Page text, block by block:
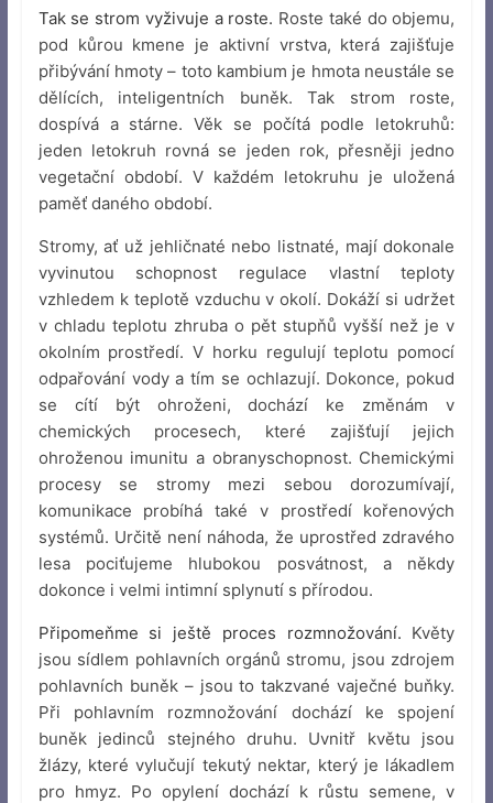
Tak se strom vyživuje a roste. Roste také do objemu,
pod kůrou kmene je aktivní vrstva, která zajišťuje
přibývání hmoty – toto kambium je hmota neustále se
dělících, inteligentních buněk. Tak strom roste,
dospívá a stárne. Věk se počítá podle letokruhů:
jeden letokruh rovná se jeden rok, přesněji jedno
vegetační období. V každém letokruhu je uložená
paměť daného období.
Stromy, ať už jehličnaté nebo listnaté, mají dokonale
vyvinutou schopnost regulace vlastní teploty
vzhledem k teplotě vzduchu v okolí. Dokáží si udržet
v chladu teplotu zhruba o pět stupňů vyšší než je v
okolním prostředí. V horku regulují teplotu pomocí
odpařování vody a tím se ochlazují. Dokonce, pokud
se cítí být ohroženi, dochází ke změnám v
chemických procesech, které zajišťují jejich
ohroženou imunitu a obranyschopnost. Chemickými
procesy se stromy mezi sebou dorozumívají,
komunikace probíhá také v prostředí kořenových
systémů. Určitě není náhoda, že uprostřed zdravého
lesa pociťujeme hlubokou posvátnost, a někdy
dokonce i velmi intimní splynutí s přírodou.
Připomeňme si ještě proces rozmnožování. Květy
jsou sídlem pohlavních orgánů stromu, jsou zdrojem
pohlavních buněk – jsou to takzvané vaječné buňky.
Při pohlavním rozmnožování dochází ke spojení
buněk jedinců stejného druhu. Uvnitř květu jsou
žlázy, které vylučují tekutý nektar, který je lákadlem
pro hmyz. Po opylení dochází k růstu semene, v